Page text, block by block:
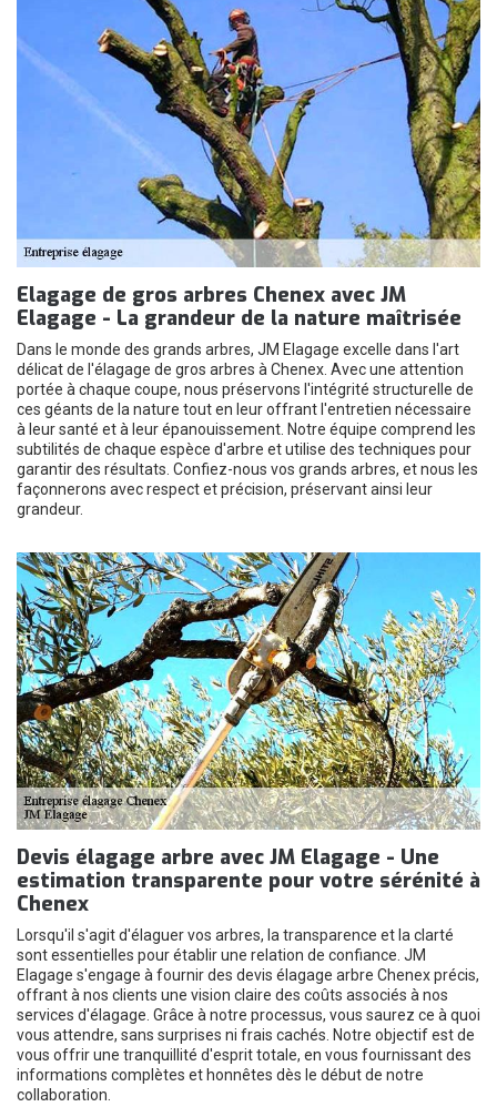
Elagage de gros arbres Chenex avec JM
Elagage - La grandeur de la nature maîtrisée
Dans le monde des grands arbres, JM Elagage excelle dans l'art
délicat de l'élagage de gros arbres à Chenex. Avec une attention
portée à chaque coupe, nous préservons l'intégrité structurelle de
ces géants de la nature tout en leur offrant l'entretien nécessaire
à leur santé et à leur épanouissement. Notre équipe comprend les
subtilités de chaque espèce d'arbre et utilise des techniques pour
garantir des résultats. Confiez-nous vos grands arbres, et nous les
façonnerons avec respect et précision, préservant ainsi leur
grandeur.
Devis élagage arbre avec JM Elagage - Une
estimation transparente pour votre sérénité à
Chenex
Lorsqu'il s'agit d'élaguer vos arbres, la transparence et la clarté
sont essentielles pour établir une relation de confiance. JM
Elagage s'engage à fournir des devis élagage arbre Chenex précis,
offrant à nos clients une vision claire des coûts associés à nos
services d'élagage. Grâce à notre processus, vous saurez ce à quoi
vous attendre, sans surprises ni frais cachés. Notre objectif est de
vous offrir une tranquillité d'esprit totale, en vous fournissant des
informations complètes et honnêtes dès le début de notre
collaboration.